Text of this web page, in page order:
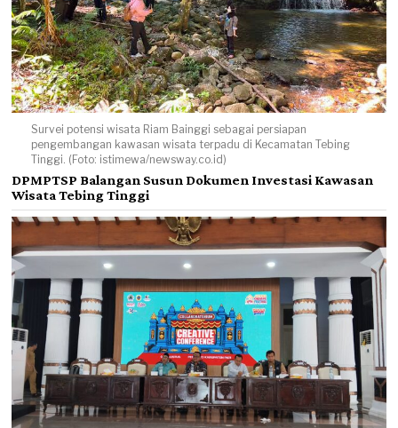
Survei potensi wisata Riam Bainggi sebagai persiapan
pengembangan kawasan wisata terpadu di Kecamatan Tebing
Tinggi. (Foto: istimewa/newsway.co.id)
DPMPTSP Balangan Susun Dokumen Investasi Kawasan
Wisata Tebing Tinggi